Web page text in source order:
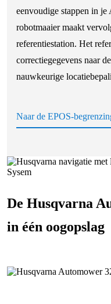
eenvoudige stappen in
robotmaaier maakt
referentiestation. Het
correctiegegevens naar
nauwkeurige
Naar de EPOS-
De Husqvarna
in één oogopslag